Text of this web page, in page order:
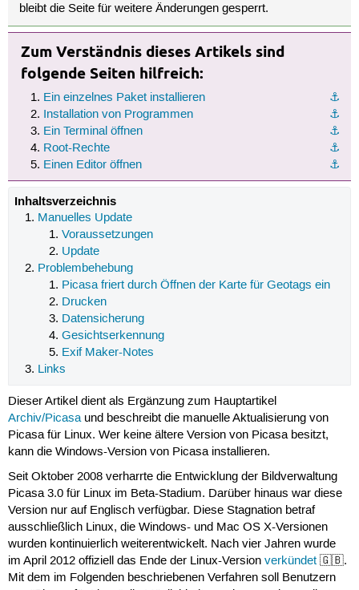
bleibt die Seite für weitere Änderungen gesperrt.
Zum Verständnis dieses Artikels sind
folgende Seiten hilfreich:
⚓︎
Ein einzelnes Paket installieren
⚓︎
Installation von Programmen
⚓︎
Ein Terminal öffnen
⚓︎
Root-Rechte
⚓︎
Einen Editor öffnen
Inhaltsverzeichnis
Manuelles Update
Voraussetzungen
Update
Problembehebung
Picasa friert durch Öffnen der Karte für Geotags ein
Drucken
Datensicherung
Gesichtserkennung
Exif Maker-Notes
Links
Dieser Artikel dient als Ergänzung zum Hauptartikel
Archiv/Picasaund beschreibt die manuelle Aktualisierung von
Picasa für Linux. Wer keine ältere Version von Picasa besitzt,
kann die Windows-Version von Picasa installieren.
Seit Oktober 2008 verharrte die Entwicklung der Bildverwaltung
Picasa 3.0 für Linux im Beta-Stadium. Darüber hinaus war diese
Version nur auf Englisch verfügbar. Diese Stagnation betraf
ausschließlich Linux, die Windows- und Mac OS X-Versionen
wurden kontinuierlich weiterentwickelt. Nach vier Jahren wurde
im April 2012 offiziell das Ende der Linux-Version verkündet🇬🇧.
Mit dem im Folgenden beschriebenen Verfahren soll Benutzern